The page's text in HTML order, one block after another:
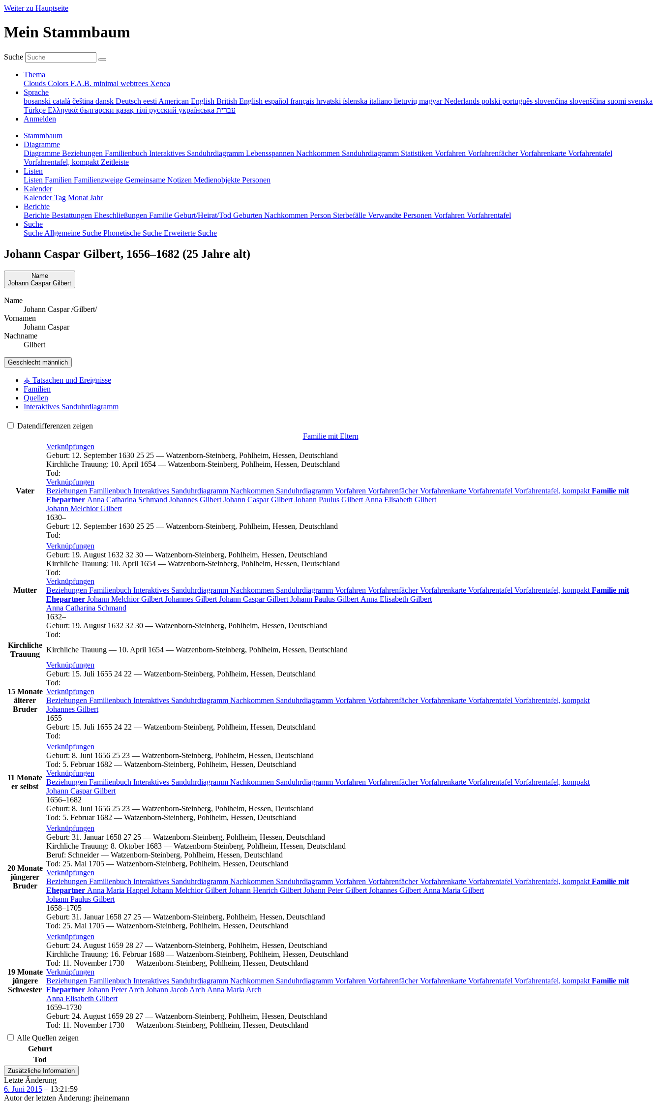
Weiter zu Hauptseite
Mein Stammbaum
Suche
Thema
Clouds Colors F.A.B. minimal webtrees Xenea
Sprache
bosanski català čeština dansk Deutsch eesti American English British English español français hrvatski íslenska italiano lietuvių magyarNederlands polski português slovenčina slovenščina suomi svenska
Türkçe Ελληνικά български қазақ тілі русский українська עברית
Anmelden
Stammbaum
Diagramme
Diagramme Beziehungen Familienbuch Interaktives Sanduhrdiagramm Lebensspannen Nachkommen Sanduhrdiagramm Statistiken Vorfahren VorfahrenfächerVorfahrenkarte Vorfahrentafel
Vorfahrentafel, kompakt Zeitleiste
Listen
Listen Familien Familienzweige Gemeinsame Notizen Medienobjekte Personen
Kalender
KalenderTag Monat Jahr
Berichte
Berichte Bestattungen Eheschließungen Familie Geburt/Heirat/Tod Geburten Nachkommen Person Sterbefälle Verwandte Personen Vorfahren Vorfahrentafel
Suche
Suche Allgemeine Suche Phonetische Suche Erweiterte Suche
Johann Caspar Gilbert, 1656–1682 (25 Jahre alt)
Name
Johann Caspar Gilbert
Name
Johann Caspar /Gilbert/
Vornamen
Johann Caspar
Nachname
Gilbert
Geschlecht männlich
⚶ Tatsachen und Ereignisse
Familien
Quellen
Interaktives Sanduhrdiagramm
Datendifferenzen zeigen
Familie mit Eltern
Vater
Verknüpfungen
Geburt: 12. September 1630 25 25 — Watzenborn-Steinberg, Pohlheim, Hessen, Deutschland
Kirchliche Trauung: 10. April 1654 — Watzenborn-Steinberg, Pohlheim, Hessen, Deutschland
Tod:
Verknüpfungen
Beziehungen Familienbuch Interaktives Sanduhrdiagramm Nachkommen Sanduhrdiagramm Vorfahren VorfahrenfächerVorfahrenkarte Vorfahrentafel Vorfahrentafel, kompakt Familie mit
Ehepartner Anna Catharina Schmand Johannes Gilbert Johann CasparGilbert Johann Paulus Gilbert Anna Elisabeth Gilbert
Johann MelchiorGilbert
1630–
Geburt: 12. September 1630 25 25 — Watzenborn-Steinberg, Pohlheim, Hessen, Deutschland
Tod:
Mutter
Verknüpfungen
Geburt: 19. August 1632 32 30 — Watzenborn-Steinberg, Pohlheim, Hessen, Deutschland
Kirchliche Trauung: 10. April 1654 — Watzenborn-Steinberg, Pohlheim, Hessen, Deutschland
Tod:
Verknüpfungen
Beziehungen Familienbuch Interaktives Sanduhrdiagramm Nachkommen Sanduhrdiagramm Vorfahren VorfahrenfächerVorfahrenkarte Vorfahrentafel Vorfahrentafel, kompakt Familie mit
Ehepartner Johann MelchiorGilbert Johannes Gilbert Johann CasparGilbert Johann Paulus Gilbert Anna Elisabeth Gilbert
Anna Catharina Schmand
1632–
Geburt: 19. August 1632 32 30 — Watzenborn-Steinberg, Pohlheim, Hessen, Deutschland
Tod:
Kirchliche
Trauung
Kirchliche Trauung — 10. April 1654 — Watzenborn-Steinberg, Pohlheim, Hessen, Deutschland
15 Monate
älterer
Bruder
Verknüpfungen
Geburt: 15. Juli 1655 24 22 — Watzenborn-Steinberg, Pohlheim, Hessen, Deutschland
Tod:
Verknüpfungen
Beziehungen Familienbuch Interaktives Sanduhrdiagramm Nachkommen Sanduhrdiagramm Vorfahren VorfahrenfächerVorfahrenkarte Vorfahrentafel Vorfahrentafel, kompakt
Johannes Gilbert
1655–
Geburt: 15. Juli 1655 24 22 — Watzenborn-Steinberg, Pohlheim, Hessen, Deutschland
Tod:
11 Monate
er selbst
Verknüpfungen
Geburt: 8. Juni 1656 25 23 — Watzenborn-Steinberg, Pohlheim, Hessen, Deutschland
Tod: 5. Februar 1682 — Watzenborn-Steinberg, Pohlheim, Hessen, Deutschland
Verknüpfungen
Beziehungen Familienbuch Interaktives Sanduhrdiagramm Nachkommen Sanduhrdiagramm Vorfahren VorfahrenfächerVorfahrenkarte Vorfahrentafel Vorfahrentafel, kompakt
Johann CasparGilbert
1656–1682
Geburt: 8. Juni 1656 25 23 — Watzenborn-Steinberg, Pohlheim, Hessen, Deutschland
Tod: 5. Februar 1682 — Watzenborn-Steinberg, Pohlheim, Hessen, Deutschland
20 Monate
jüngerer
Bruder
Verknüpfungen
Geburt: 31. Januar 1658 27 25 — Watzenborn-Steinberg, Pohlheim, Hessen, Deutschland
Kirchliche Trauung: 8. Oktober 1683 — Watzenborn-Steinberg, Pohlheim, Hessen, Deutschland
Beruf: Schneider— Watzenborn-Steinberg, Pohlheim, Hessen, Deutschland
Tod: 25. Mai 1705 — Watzenborn-Steinberg, Pohlheim, Hessen, Deutschland
Verknüpfungen
Beziehungen Familienbuch Interaktives Sanduhrdiagramm Nachkommen Sanduhrdiagramm Vorfahren VorfahrenfächerVorfahrenkarte Vorfahrentafel Vorfahrentafel, kompakt Familie mit
Ehepartner Anna Maria Happel Johann MelchiorGilbert Johann Henrich Gilbert Johann PeterGilbert Johannes Gilbert Anna Maria Gilbert
Johann Paulus Gilbert
1658–1705
Geburt: 31. Januar 1658 27 25 — Watzenborn-Steinberg, Pohlheim, Hessen, Deutschland
Tod: 25. Mai 1705 — Watzenborn-Steinberg, Pohlheim, Hessen, Deutschland
19 Monate
jüngere
Schwester
Verknüpfungen
Geburt: 24. August 1659 28 27 — Watzenborn-Steinberg, Pohlheim, Hessen, Deutschland
Kirchliche Trauung: 16. Februar 1688 — Watzenborn-Steinberg, Pohlheim, Hessen, Deutschland
Tod: 11. November 1730 — Watzenborn-Steinberg, Pohlheim, Hessen, Deutschland
Verknüpfungen
Beziehungen Familienbuch Interaktives Sanduhrdiagramm Nachkommen Sanduhrdiagramm Vorfahren VorfahrenfächerVorfahrenkarte Vorfahrentafel Vorfahrentafel, kompakt Familie mit
Ehepartner Johann PeterArch Johann Jacob Arch Anna Maria Arch
Anna Elisabeth Gilbert
1659–1730
Geburt: 24. August 1659 28 27 — Watzenborn-Steinberg, Pohlheim, Hessen, Deutschland
Tod: 11. November 1730 — Watzenborn-Steinberg, Pohlheim, Hessen, Deutschland
Alle Quellen zeigen
Geburt
Tod
Zusätzliche Information
Letzte Änderung
6. Juni 2015 – 13:21:59
Autor der letzten Änderung: jheinemann